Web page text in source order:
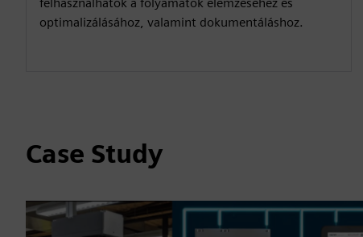
felhasználhatók a folyamatok elemzéséhez és
optimalizálásához, valamint dokumentáláshoz.
Case Study